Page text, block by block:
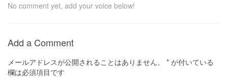
No comment yet, add your voice below!
Add a Comment
メールアドレスが公開されることはありません。 * が付いている
欄は必須項目です